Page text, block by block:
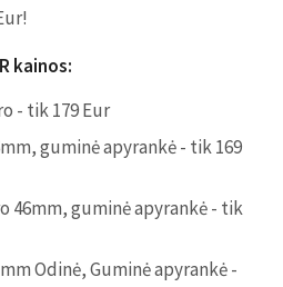
kainos:
- tik 179 Eur
guminė apyrankė - tik 169
46mm, guminė apyrankė - tik
Odinė, Guminė apyrankė -